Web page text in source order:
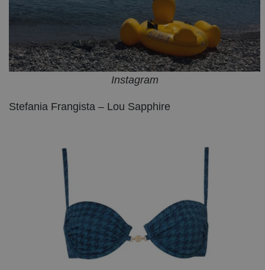
Instagram
Stefania Frangista – Lou Sapphire